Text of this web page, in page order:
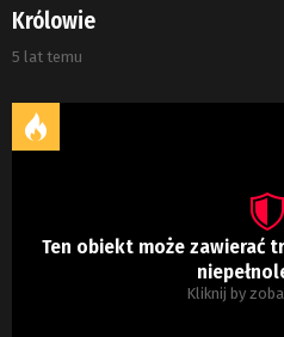
Królowie
5 lat temu
Ten obiekt może zawierać
Kliknij by